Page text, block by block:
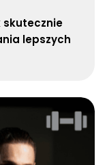
skutecznie
lepszych